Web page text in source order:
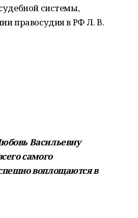
системы,
правосудия в РФ Л. В.
Васильевну
самого
воплощаются в